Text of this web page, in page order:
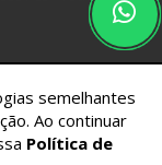
semelhantes
Ao continuar
Política de